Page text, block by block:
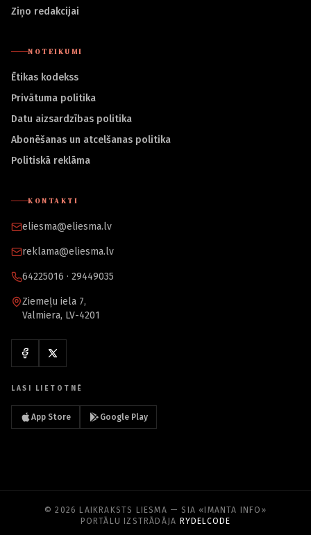
Ziņo redakcijai
NOTEIKUMI
Ētikas kodekss
Privātuma politika
Datu aizsardzības politika
Abonēšanas un atcelšanas politika
Politiskā reklāma
KONTAKTI
eliesma@eliesma.lv
reklama@eliesma.lv
64225016 · 29449035
Ziemeļu iela 7,
Valmiera, LV-4201
LASI LIETOTNĒ
App Store Google Play
© 2026 LAIKRAKSTS LIESMA — SIA «IMANTA INFO»
PORTĀLU IZSTRĀDĀJA RYDELCODE